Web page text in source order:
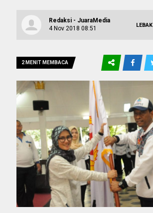
Redaksi - JuaraMedia
4 Nov 2018 08:51
LEBAK
2 MENIT MEMBACA